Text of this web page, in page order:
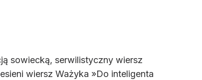
sowiecką, serwilistyczny wiersz
wiersz Ważyka »Do inteligenta